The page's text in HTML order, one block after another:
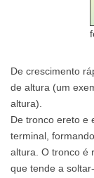
De crescimento
de altura (um
altura).
De tronco ereto e
terminal,
altura. O tronco é
que tende a